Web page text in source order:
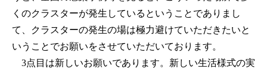
くのクラスターが発生しているということでありまし
て、クラスターの発生の場は極力避けていただきたいと
いうことでお願いをさせていただいております。
3点目は新しいお願いであります。新しい生活様式の実